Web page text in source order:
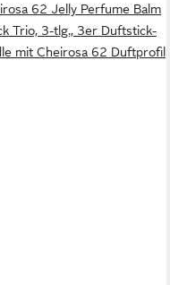
62 Jelly Perfume Balm
Trio, 3-tlg., 3er Duftstick-
mit Cheirosa 62 Duftprofil